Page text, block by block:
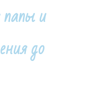
папы и
до